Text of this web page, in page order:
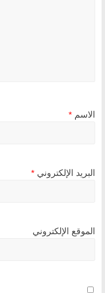
الاسم *
البريد الإلكتروني *
الموقع الإلكتروني